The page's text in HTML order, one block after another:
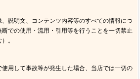
説明文、コンテンツ内容等のすべての情報につ
での使用・流用・引用等を行うことを一切禁止
。
用して事故等が発生した場合、当店では一切の